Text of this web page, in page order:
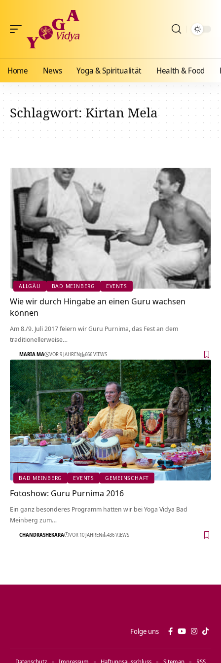
Home News Yoga & Spiritualität Health & Food
Schlagwort:Kirtan Mela
ALLGÄU BAD MEINBERG EVENTS
Wie wir durch Hingabe an einen Guru wachsen
können
Am 8./9. Juli 2017 feiern wir Guru Purnima, das Fest an dem
traditionellerweise…
MARIA MA VOR 9 JAHREN 666 VIEWS
BAD MEINBERG EVENTS GEMEINSCHAFT
Fotoshow: Guru Purnima 2016
Ein ganz besonderes Programm hatten wir bei Yoga Vidya Bad
Meinberg zum…
CHANDRASHEKARA VOR 10 JAHREN 436 VIEWS
Folge uns